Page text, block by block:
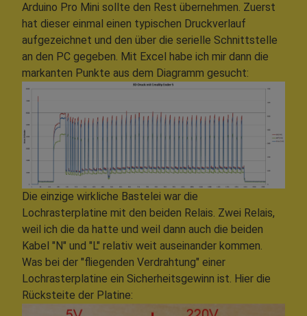
Arduino Pro Mini sollte den Rest übernehmen. Zuerst
hat dieser einmal einen typischen Druckverlauf
aufgezeichnet und den über die serielle Schnittstelle
an den PC gegeben. Mit Excel habe ich mir dann die
markanten Punkte aus dem Diagramm gesucht:
Die einzige wirkliche Bastelei war die
Lochrasterplatine mit den beiden Relais. Zwei Relais,
weil ich die da hatte und weil dann auch die beiden
Kabel "N" und "L" relativ weit auseinander kommen.
Was bei der "fliegenden Verdrahtung" einer
Lochrasterplatine ein Sicherheitsgewinn ist. Hier die
Rücksteite der Platine: